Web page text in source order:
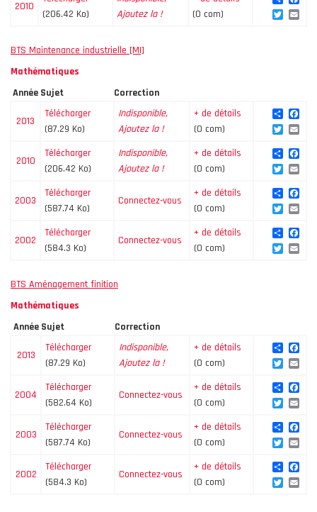
2010
(206.42 Ko)
Ajoutez la !
(0 com)
Twitter
BTS Maintenance industrielle [MI]
Mathématiques
Année Sujet Correction
2013
Télécharger
(87.29 Ko)
Indisponible,
Ajoutez la !
+ de détails
(0 com)
Share
Twitter
2010
Télécharger
(206.42 Ko)
Indisponible,
Ajoutez la !
+ de détails
(0 com)
Share
Twitter
2003
Télécharger
(587.74 Ko)
Connectez-vous
+ de détails
(0 com)
Share
Twitter
2002
Télécharger
(584.3 Ko)
Connectez-vous
+ de détails
(0 com)
Share
Twitter
BTS Aménagement finition
Mathématiques
Année Sujet Correction
2013
Télécharger
(87.29 Ko)
Indisponible,
Ajoutez la !
+ de détails
(0 com)
Share
Twitter
2004
Télécharger
(582.64 Ko)
Connectez-vous
+ de détails
(0 com)
Share
Twitter
2003
Télécharger
(587.74 Ko)
Connectez-vous
+ de détails
(0 com)
Share
Twitter
2002
Télécharger
(584.3 Ko)
Connectez-vous
+ de détails
(0 com)
Share
Twitter